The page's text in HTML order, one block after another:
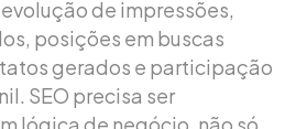
de impressões,
posições em buscas
gerados e participação
SEO precisa ser